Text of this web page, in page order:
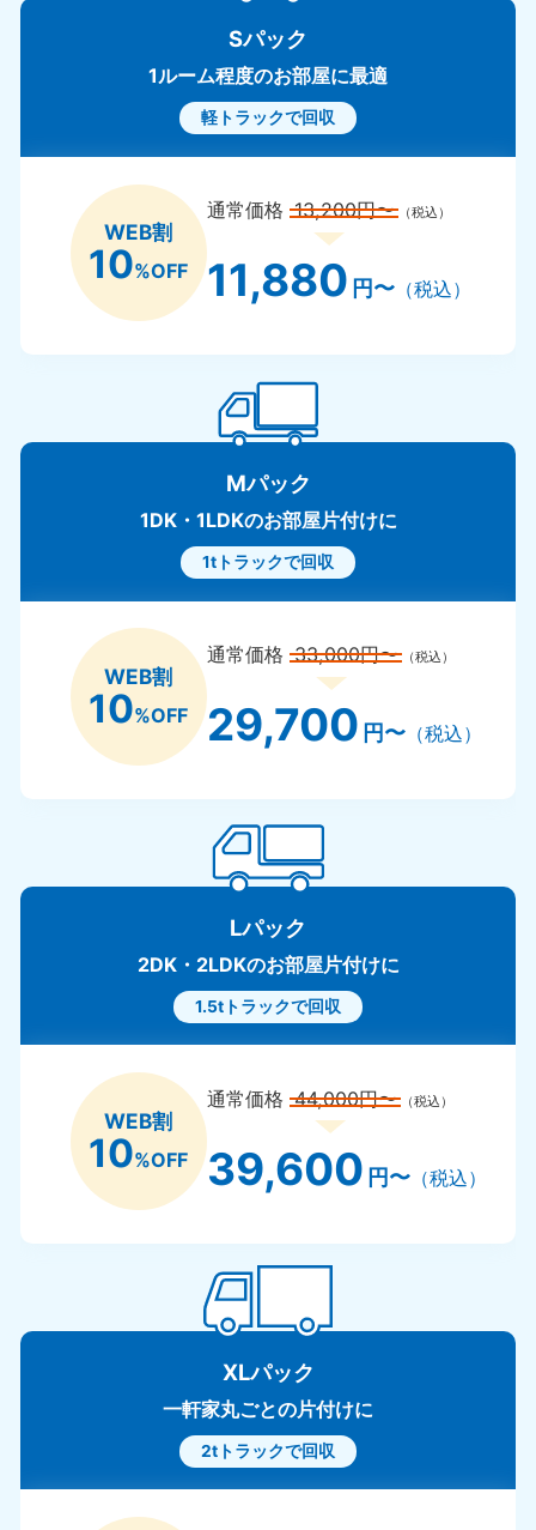
Sパック
1ルーム程度のお部屋に最適
軽トラックで回収
WEB割
10%OFF
通常価格13,200円〜 （税込）
11,880 円〜（税込）
Mパック
1DK・1LDKのお部屋片付けに
1tトラックで回収
WEB割
10%OFF
通常価格33,000円〜 （税込）
29,700 円〜（税込）
Lパック
2DK・2LDKのお部屋片付けに
1.5tトラックで回収
WEB割
10%OFF
通常価格44,000円〜 （税込）
39,600 円〜（税込）
XLパック
一軒家丸ごとの片付けに
2tトラックで回収